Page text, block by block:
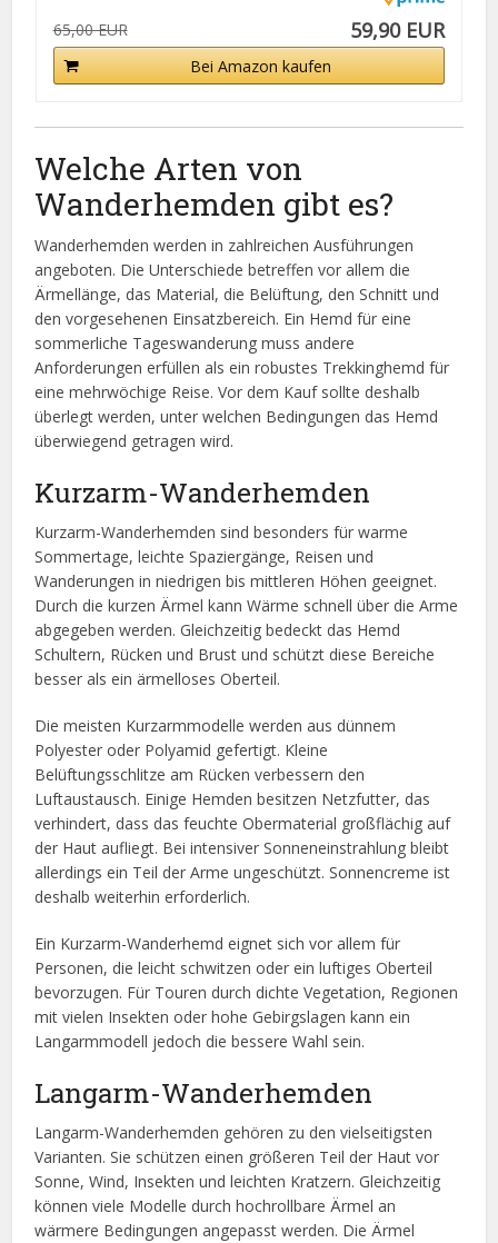
65,00 EUR 59,90 EUR
Bei Amazon kaufen
Welche Arten von
Wanderhemden gibt es?
Wanderhemden werden in zahlreichen Ausführungen
angeboten. Die Unterschiede betreffen vor allem die
Ärmellänge, das Material, die Belüftung, den Schnitt und
den vorgesehenen Einsatzbereich. Ein Hemd für eine
sommerliche Tageswanderung muss andere
Anforderungen erfüllen als ein robustes Trekkinghemd für
eine mehrwöchige Reise. Vor dem Kauf sollte deshalb
überlegt werden, unter welchen Bedingungen das Hemd
überwiegend getragen wird.
Kurzarm-Wanderhemden
Kurzarm-Wanderhemden sind besonders für warme
Sommertage, leichte Spaziergänge, Reisen und
Wanderungen in niedrigen bis mittleren Höhen geeignet.
Durch die kurzen Ärmel kann Wärme schnell über die Arme
abgegeben werden. Gleichzeitig bedeckt das Hemd
Schultern, Rücken und Brust und schützt diese Bereiche
besser als ein ärmelloses Oberteil.
Die meisten Kurzarmmodelle werden aus dünnem
Polyester oder Polyamid gefertigt. Kleine
Belüftungsschlitze am Rücken verbessern den
Luftaustausch. Einige Hemden besitzen Netzfutter, das
verhindert, dass das feuchte Obermaterial großflächig auf
der Haut aufliegt. Bei intensiver Sonneneinstrahlung bleibt
allerdings ein Teil der Arme ungeschützt. Sonnencreme ist
deshalb weiterhin erforderlich.
Ein Kurzarm-Wanderhemd eignet sich vor allem für
Personen, die leicht schwitzen oder ein luftiges Oberteil
bevorzugen. Für Touren durch dichte Vegetation, Regionen
mit vielen Insekten oder hohe Gebirgslagen kann ein
Langarmmodell jedoch die bessere Wahl sein.
Langarm-Wanderhemden
Langarm-Wanderhemden gehören zu den vielseitigsten
Varianten. Sie schützen einen größeren Teil der Haut vor
Sonne, Wind, Insekten und leichten Kratzern. Gleichzeitig
können viele Modelle durch hochrollbare Ärmel an
wärmere Bedingungen angepasst werden. Die Ärmel